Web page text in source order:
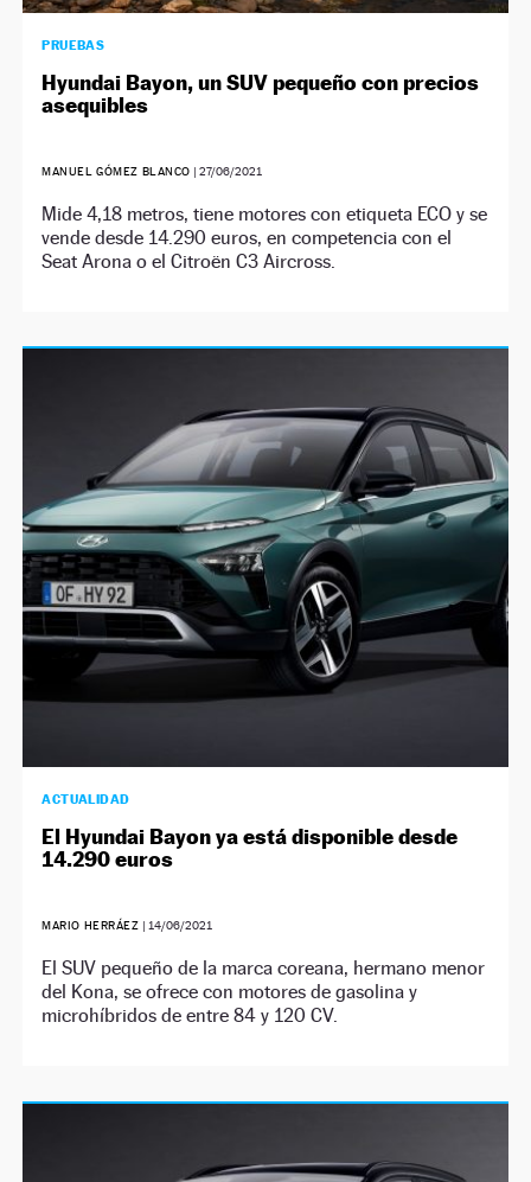
PRUEBAS
Hyundai Bayon, un SUV pequeño con precios
asequibles
MANUEL GÓMEZ BLANCO |27/06/2021
Mide 4,18 metros, tiene motores con etiqueta ECO y se
vende desde 14.290 euros, en competencia con el
Seat Arona o el Citroën C3 Aircross.
ACTUALIDAD
El Hyundai Bayon ya está disponible desde
14.290 euros
MARIO HERRÁEZ | 14/06/2021
El SUV pequeño de la marca coreana, hermano menor
del Kona, se ofrece con motores de gasolina y
microhíbridos de entre 84 y 120 CV.